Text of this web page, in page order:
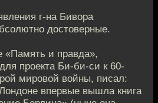
г-на Бивора
достоверные.
«Память и правда»,
проекта Би-би-си к 60-
мировой войны, писал:
впервые вышла книга